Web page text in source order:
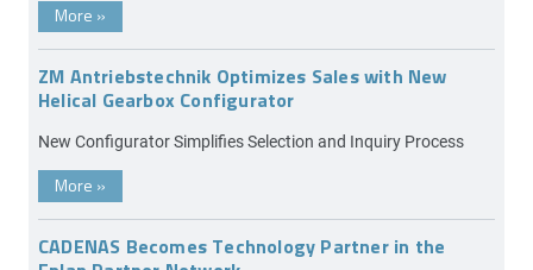
More »
ZM Antriebstechnik Optimizes Sales with New
Helical Gearbox Configurator
New Configurator Simplifies Selection and Inquiry Process
More »
CADENAS Becomes Technology Partner in the